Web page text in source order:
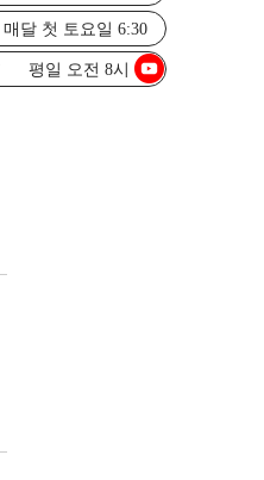
매달 첫 토요일 6:30
평일 오전 8시